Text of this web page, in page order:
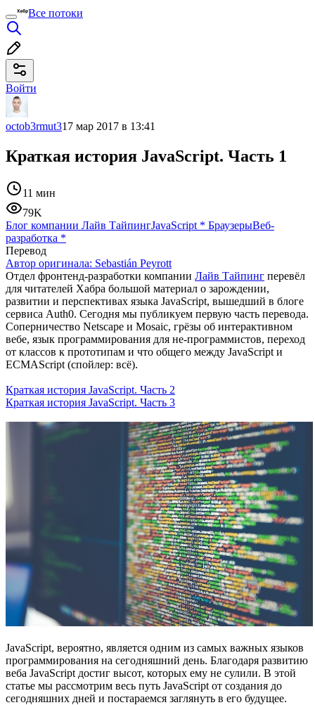
Все потоки
Войти
octob3rmut317 мар 2017 в 13:41
Краткая история JavaScript. Часть 1
11 мин
79K
Блог компании Лайв ТайпингJavaScript * БраузерыВеб-
разработка *
Перевод
Автор оригинала: Sebastián Peyrott
Отдел фронтенд-разработки компании Лайв Тайпинг перевёл
для читателей Хабра большой материал о зарождении,
развитии и перспективах языка JavaScript, вышедший в блоге
сервиса Auth0. Сегодня мы публикуем первую часть перевода.
Соперничество Netscape и Mosaic, грёзы об интерактивном
вебе, язык программирования для не-программистов, переход
от классов к прототипам и что общего между JavaScript и
ECMAScript (спойлер: всё).
Краткая история JavaScript. Часть 2
Краткая история JavaScript. Часть 3
JavaScript, вероятно, является одним из самых важных языков
программирования на сегодняшний день. Благодаря развитию
веба JavaScript достиг высот, которых ему не сулили. В этой
статье мы рассмотрим весь путь JavaScript от создания до
сегодняшних дней и постараемся заглянуть в его будущее.